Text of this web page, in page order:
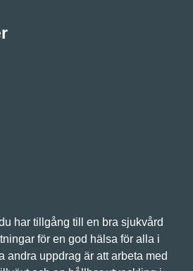
har tillgång till en bra sjukvård
för en god hälsa för alla i
andra uppdrag är att arbeta med